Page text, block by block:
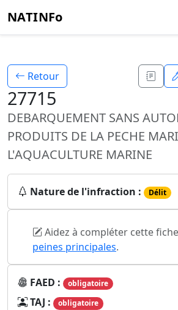
NATINFo
Retour
27715
DEBARQUEMENT SANS
PRODUITS DE LA PECHE
L'AQUACULTURE MARINE
Nature de l'infraction : Délit
Aidez à compléter cette
peines principales.
FAED : obligatoire
TAJ : obligatoire